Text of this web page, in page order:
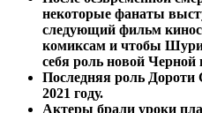
некоторые фанаты
следующий фильм
комиксам и чтобы
себя роль новой Черной
Последняя роль Дороти
2021 году.
Актеры брали уроки